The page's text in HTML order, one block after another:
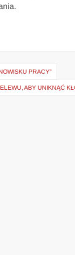
PRACY”
ABY UNIKNĄĆ